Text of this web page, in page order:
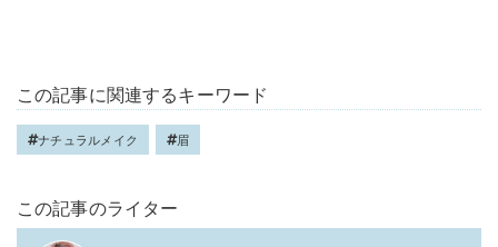
この記事に関連するキーワード
ナチュラルメイク 眉
この記事のライター